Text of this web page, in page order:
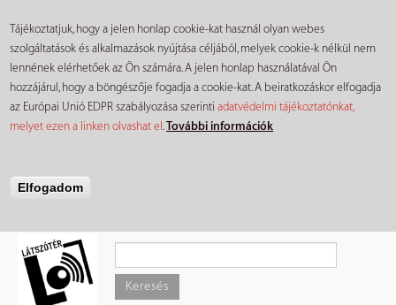
Tájékoztatjuk, hogy a jelen honlap cookie-kat használ olyan webes
szolgáltatások és alkalmazások nyújtása céljából, melyek cookie-k nélkül nem
lennének elérhetőek az Ön számára. A jelen honlap használatával Ön
hozzájárul, hogy a böngészője fogadja a cookie-kat. A beiratkozáskor elfogadja
az Európai Unió EDPR szabályozása szerintiadatvédelmi tájékoztatónkat,
melyet ezen a linken olvashat el.További információk
Elfogadom
tartalomra
Keresés